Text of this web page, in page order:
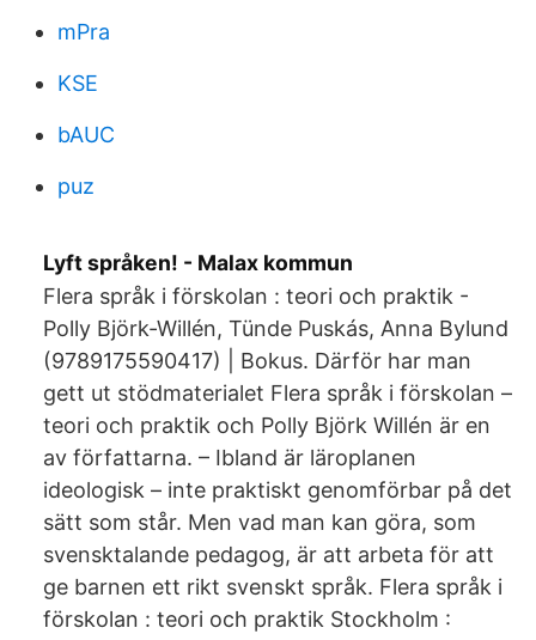
mPra
KSE
bAUC
puz
Lyft språken! - Malax kommun
Flera språk i förskolan : teori och praktik -
Polly Björk-Willén, Tünde Puskás, Anna Bylund
(9789175590417) | Bokus. Därför har man
gett ut stödmaterialet Flera språk i förskolan –
teori och praktik och Polly Björk Willén är en
av författarna. – Ibland är läroplanen
ideologisk – inte praktiskt genomförbar på det
sätt som står. Men vad man kan göra, som
svensktalande pedagog, är att arbeta för att
ge barnen ett rikt svenskt språk. Flera språk i
förskolan : teori och praktik Stockholm :